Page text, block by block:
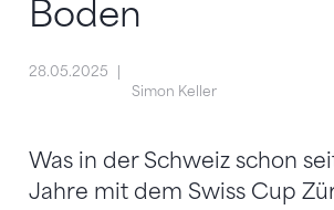
Boden
28.05.2025
Simon Keller
Was in der Schweiz schon
Jahre mit dem Swiss Cup